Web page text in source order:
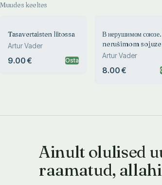
Muudes keeltes
Tasavertaisten liitossa
Artur Vader
9.00 € Osta
В нерушимом
nerušimom sojuze
Artur Vader
8.00 €
Ainult olulised
raamatud,